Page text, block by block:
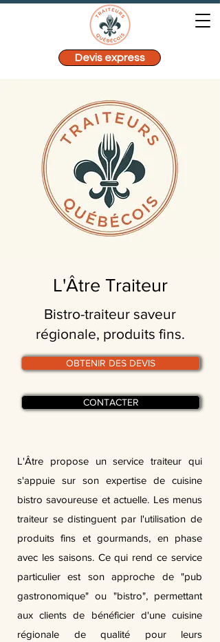
Devis express
L'Âtre Traiteur
Bistro-traiteur saveur
régionale, produits fins.
OBTENIR DES DEVIS
CONTACTER
L'Âtre propose un service traiteur qui
s'appuie sur son expertise de cuisine
bistro savoureuse et actuelle. Les menus
traiteur se distinguent par l'utilisation de
produits fins et gourmands, en phase
avec les saisons. Ce qui rend ce service
particulier est son approche de "pub
gastronomique" ou "bistro", permettant
aux clients de bénéficier d'une cuisine
régionale de qualité pour leurs